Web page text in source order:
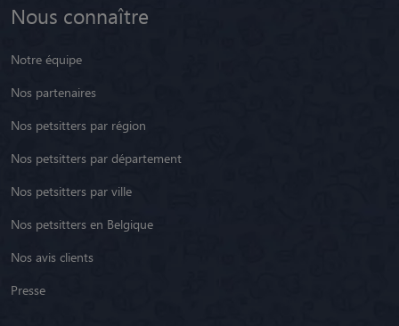
Nous connaître
Notre équipe
Nos partenaires
Nos petsitters par région
Nos petsitters par département
Nos petsitters par ville
Nos petsitters en Belgique
Nos avis clients
Presse